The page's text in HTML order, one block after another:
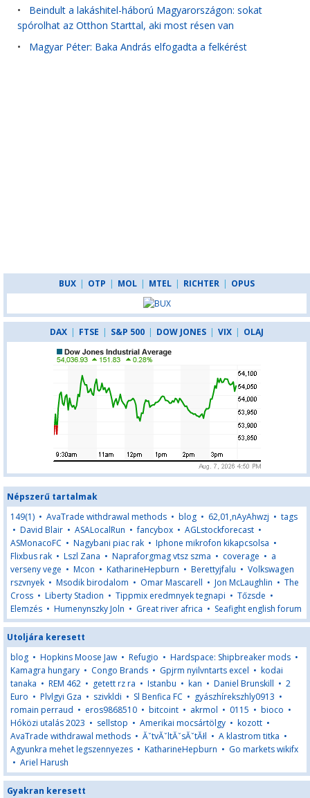
• Beindult a lakáshitel-háború Magyarországon: sokat
spórolhat az Otthon Starttal, aki most résen van
• Magyar Péter: Baka András elfogadta a felkérést
BUX | OTP | MOL | MTEL | RICHTER | OPUS
DAX | FTSE | S&P 500 | DOW JONES | VIX | OLAJ
Népszerű tartalmak
149(1) • AvaTrade withdrawal methods • blog • 62,01,nAyAhwzj • tags
• David Blair • ASALocalRun •fancybox • AGLstockforecast •
ASMonacoFC • Nagybani piac rak • Iphone mikrofon kikapcsolsa •
Flixbus rak • Lszl Zana • Napraforgmag vtsz szma • coverage • a
verseny vege • Mcon • KatharineHepburn • Berettyjfalu • Volkswagen
rszvnyek • Msodik birodalom • Omar Mascarell • Jon McLaughlin • The
Cross • Liberty Stadion • Tippmix eredmnyek tegnapi • Tőzsde •
Elemzés • Humenynszky Joln • Great river africa • Seafight english forum
Utoljára keresett
blog • Hopkins Moose Jaw • Refugio • Hardspace: Shipbreaker mods •
Kamagra hungary • Congo Brands • Gpjrm nyilvntarts excel • kodai
tanaka • REM 462 • getett rz ra • Istanbu • kan • Daniel Brunskill • 2
Euro • Plvlgyi Gza • szivkldi • Sl Benfica FC • gyászhírekszhly0913 •
romain perraud • eros9868510 • bitcoint • akrmol • 0115 • bioco •
Hóközi utalás 2023 • sellstop • Amerikai mocsártölgy • kozott •
AvaTrade withdrawal methods • ĂˇtvĂˇltĂˇsĂˇtĂłl • A klastrom titka •
Agyunkra mehet legszennyezes • KatharineHepburn • Go markets wikifx
• Ariel Harush
Gyakran keresett